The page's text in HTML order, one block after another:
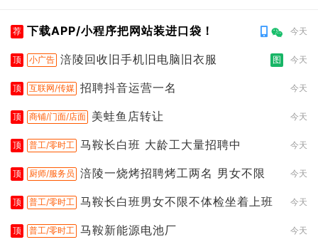
荐 下载APP/小程序把网站装进口袋！ 今天
顶 小广告 涪陵回收旧手机旧电脑旧衣服 图 今天
顶 互联网/传媒 招聘抖音运营一名 今天
顶 商铺/门面/店面 美蛙鱼店转让 今天
顶 普工/零时工 马鞍长白班 大龄工大量招聘中 今天
顶 厨师/服务员 涪陵一烧烤招聘烤工两名 男女不限 今天
顶 普工/零时工 马鞍长白班男女不限不体检坐着上班 今天
顶 普工/零时工 马鞍新能源电池厂 今天